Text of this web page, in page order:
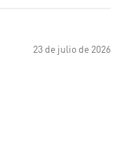
23 de julio de 2026